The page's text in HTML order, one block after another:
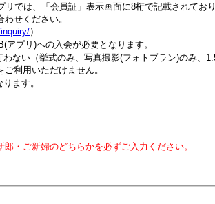
では、「会員証」表示画面に8桁で記載されており
せください。
）
プリ)への入会が必要となります。
ない（挙式のみ、写真撮影(フォトプラン)のみ、
利用いただけません。
ます。
・ご新婦のどちらかを必ずご入力ください。